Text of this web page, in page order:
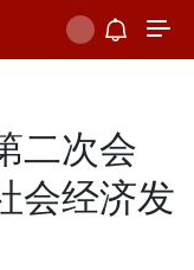
二次会
会经济发